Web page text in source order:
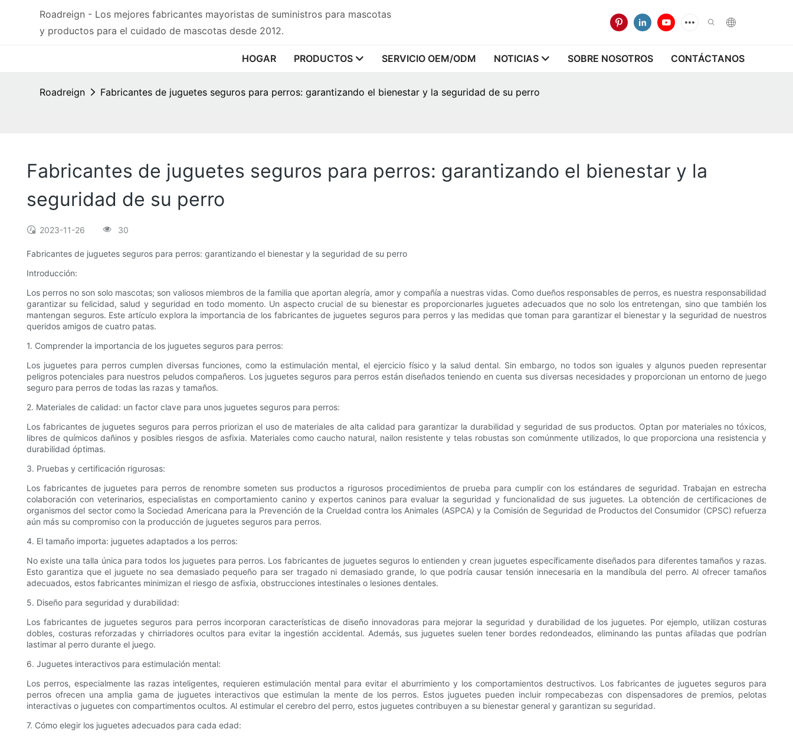
Roadreign - Los mejores fabricantes mayoristas de suministros para mascotas
y productos para el cuidado de mascotas desde 2012.
HOGAR PRODUCTOS SERVICIO OEM/ODM NOTICIAS SOBRE NOSOTROS CONTÁCTANOS
Roadreign Fabricantes de juguetes seguros para perros: garantizando el bienestar y la seguridad de su perro
Fabricantes de juguetes seguros para perros: garantizando el bienestar y la
seguridad de su perro
2023-11-26 30
Fabricantes de juguetes seguros para perros: garantizando el bienestar y la seguridad de su perro
Introducción:
Los perros no son solo mascotas; son valiosos miembros de la familia que aportan alegría, amor y compañía a nuestras vidas. Como dueños responsables de perros, es nuestra responsabilidad
garantizar su felicidad, salud y seguridad en todo momento. Un aspecto crucial de su bienestar es proporcionarles juguetes adecuados que no solo los entretengan, sino que también los
mantengan seguros. Este artículo explora la importancia de los fabricantes de juguetes seguros para perros y las medidas que toman para garantizar el bienestar y la seguridad de nuestros
queridos amigos de cuatro patas.
1. Comprender la importancia de los juguetes seguros para perros:
Los juguetes para perros cumplen diversas funciones, como la estimulación mental, el ejercicio físico y la salud dental. Sin embargo, no todos son iguales y algunos pueden representar
peligros potenciales para nuestros peludos compañeros. Los juguetes seguros para perros están diseñados teniendo en cuenta sus diversas necesidades y proporcionan un entorno de juego
seguro para perros de todas las razas y tamaños.
2. Materiales de calidad: un factor clave para unos juguetes seguros para perros:
Los fabricantes de juguetes seguros para perros priorizan el uso de materiales de alta calidad para garantizar la durabilidad y seguridad de sus productos. Optan por materiales no tóxicos,
libres de químicos dañinos y posibles riesgos de asfixia. Materiales como caucho natural, nailon resistente y telas robustas son comúnmente utilizados, lo que proporciona una resistencia y
durabilidad óptimas.
3. Pruebas y certificación rigurosas:
Los fabricantes de juguetes para perros de renombre someten sus productos a rigurosos procedimientos de prueba para cumplir con los estándares de seguridad. Trabajan en estrecha
colaboración con veterinarios, especialistas en comportamiento canino y expertos caninos para evaluar la seguridad y funcionalidad de sus juguetes. La obtención de certificaciones de
organismos del sector como la Sociedad Americana para la Prevención de la Crueldad contra los Animales (ASPCA) y la Comisión de Seguridad de Productos del Consumidor (CPSC) refuerza
aún más su compromiso con la producción de juguetes seguros para perros.
4. El tamaño importa: juguetes adaptados a los perros:
No existe una talla única para todos los juguetes para perros. Los fabricantes de juguetes seguros lo entienden y crean juguetes específicamente diseñados para diferentes tamaños y razas.
Esto garantiza que el juguete no sea demasiado pequeño para ser tragado ni demasiado grande, lo que podría causar tensión innecesaria en la mandíbula del perro. Al ofrecer tamaños
adecuados, estos fabricantes minimizan el riesgo de asfixia, obstrucciones intestinales o lesiones dentales.
5. Diseño para seguridad y durabilidad:
Los fabricantes de juguetes seguros para perros incorporan características de diseño innovadoras para mejorar la seguridad y durabilidad de los juguetes. Por ejemplo, utilizan costuras
dobles, costuras reforzadas y chirriadores ocultos para evitar la ingestión accidental. Además, sus juguetes suelen tener bordes redondeados, eliminando las puntas afiladas que podrían
lastimar al perro durante el juego.
6. Juguetes interactivos para estimulación mental:
Los perros, especialmente las razas inteligentes, requieren estimulación mental para evitar el aburrimiento y los comportamientos destructivos. Los fabricantes de juguetes seguros para
perros ofrecen una amplia gama de juguetes interactivos que estimulan la mente de los perros. Estos juguetes pueden incluir rompecabezas con dispensadores de premios, pelotas
interactivas o juguetes con compartimentos ocultos. Al estimular el cerebro del perro, estos juguetes contribuyen a su bienestar general y garantizan su seguridad.
7. Cómo elegir los juguetes adecuados para cada edad: